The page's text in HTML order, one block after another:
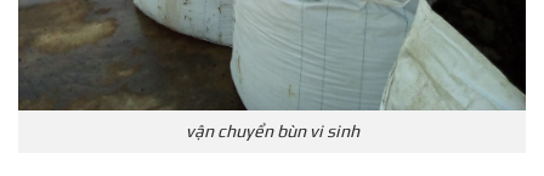
vận chuyển bùn vi sinh